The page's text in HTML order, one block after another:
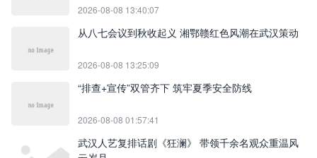
2026-08-08 13:40:07
从八七会议到秋收起义 湘鄂赣红色风潮在武汉策动
2026-08-08 13:25:09
“排查+宣传”双管齐下 筑牢夏季安全防线
2026-08-08 01:57:41
武汉人艺复排话剧《狂澜》 带领千余名观众重温风